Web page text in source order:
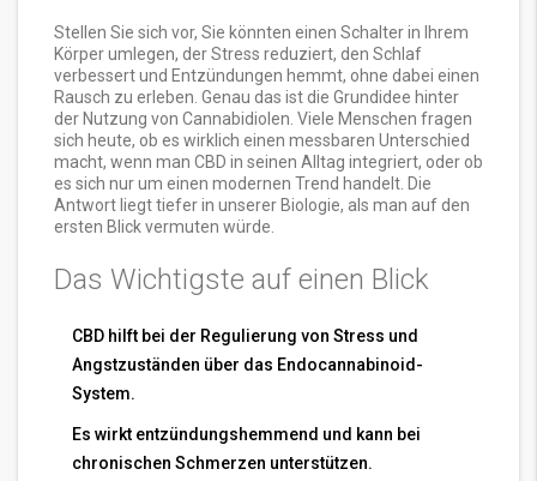
Stellen Sie sich vor, Sie könnten einen Schalter in Ihrem
Körper umlegen, der Stress reduziert, den Schlaf
verbessert und Entzündungen hemmt, ohne dabei einen
Rausch zu erleben. Genau das ist die Grundidee hinter
der Nutzung von Cannabidiolen. Viele Menschen fragen
sich heute, ob es wirklich einen messbaren Unterschied
macht, wenn man CBD in seinen Alltag integriert, oder ob
es sich nur um einen modernen Trend handelt. Die
Antwort liegt tiefer in unserer Biologie, als man auf den
ersten Blick vermuten würde.
Das Wichtigste auf einen Blick
CBD hilft bei der Regulierung von Stress und
Angstzuständen über das Endocannabinoid-
System.
Es wirkt entzündungshemmend und kann bei
chronischen Schmerzen unterstützen.